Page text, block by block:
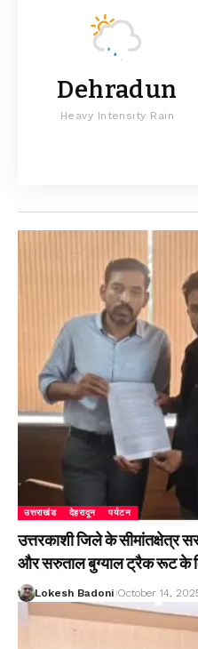
Dehradun
Heavy Intensity Rain
उत्तराखंड देहरादून पर्यटन
उत्तरकाशी जिले के सीमांतक्षेत्र
और सरुताल बुग्याल ट्रैक रूट के
Lokesh Badoni October 14,